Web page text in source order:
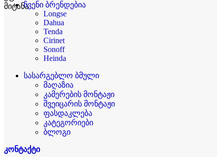
ჩვენი ბრენდებია
Longse
Dahua
Tenda
Cirinet
Sonoff
Heinda
სასარგებლო ბმული
მაღაზია
კამერების მონტაჟი
შვეიცარის მონტაჟი
ფასდაკლება
კატეგორიები
ბლოგი
კონტაქტი